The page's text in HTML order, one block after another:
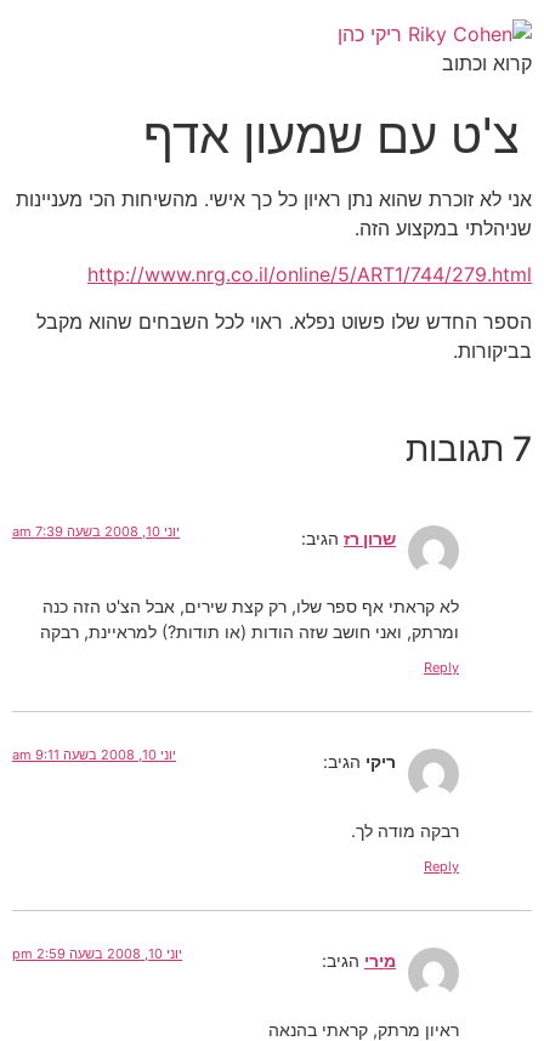
קרוא וכתוב
צ'ט עם שמעון אדף
אני לא זוכרת שהוא נתן ראיון כל כך אישי. מהשיחות הכי מעניינות
שניהלתי במקצוע הזה.
http://www.nrg.co.il/online/5/ART1/744/279.html
הספר החדש שלו פשוט נפלא. ראוי לכל השבחים שהוא מקבל
בביקורות.
7 תגובות
שרון רז הגיב: יוני 10, 2008 בשעה 7:39 am
לא קראתי אף ספר שלו, רק קצת שירים, אבל הצ'ט הזה כנה
ומרתק, ואני חושב שזה הודות (או תודות?) למראיינת, רבקה
Reply
ריקי הגיב: יוני 10, 2008 בשעה 9:11 am
רבקה מודה לך.
Reply
מירי הגיב: יוני 10, 2008 בשעה 2:59 pm
ראיון מרתק, קראתי בהנאה